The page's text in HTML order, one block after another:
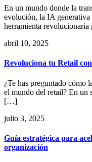
En un mundo donde la
evolución, la IA generativa
herramienta
abril 10, 2025
Revoluciona tu Retail
¿Te has preguntado cómo
el mundo del retail? En un
[…]
julio 3, 2025
Guía estratégica para
organización